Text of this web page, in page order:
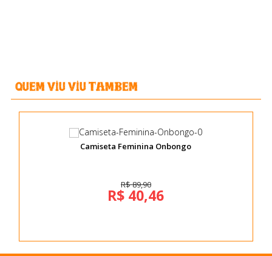
Quem viu Viu Tambem
Camiseta Feminina Onbongo
R$ 89,90
R$ 40,46